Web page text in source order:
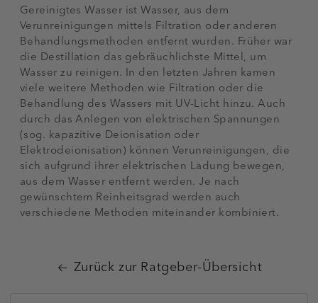
Gereinigtes Wasser ist Wasser, aus dem
Verunreinigungen mittels Filtration oder anderen
Behandlungsmethoden entfernt wurden. Früher war
die Destillation das gebräuchlichste Mittel, um
Wasser zu reinigen. In den letzten Jahren kamen
viele weitere Methoden wie Filtration oder die
Behandlung des Wassers mit UV-Licht hinzu. Auch
durch das Anlegen von elektrischen Spannungen
(sog. kapazitive Deionisation oder
Elektrodeionisation) können Verunreinigungen, die
sich aufgrund ihrer elektrischen Ladung bewegen,
aus dem Wasser entfernt werden. Je nach
gewünschtem Reinheitsgrad werden auch
verschiedene Methoden miteinander kombiniert.
Zurück zur Ratgeber-Übersicht